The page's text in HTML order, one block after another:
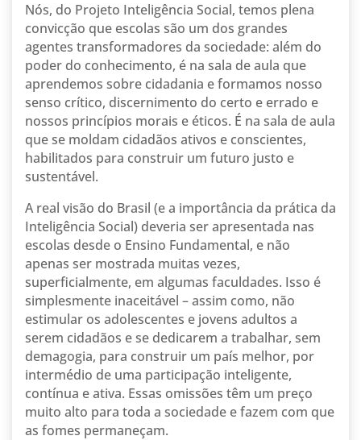
Nós, do Projeto Inteligência Social, temos plena
convicção que escolas são um dos grandes
agentes transformadores da sociedade: além do
poder do conhecimento, é na sala de aula que
aprendemos sobre cidadania e formamos nosso
senso crítico, discernimento do certo e errado e
nossos princípios morais e éticos. É na sala de aula
que se moldam cidadãos ativos e conscientes,
habilitados para construir um futuro justo e
sustentável.
A real visão do Brasil (e a importância da prática da
Inteligência Social) deveria ser apresentada nas
escolas desde o Ensino Fundamental, e não
apenas ser mostrada muitas vezes,
superficialmente, em algumas faculdades. Isso é
simplesmente inaceitável – assim como, não
estimular os adolescentes e jovens adultos a
serem cidadãos e se dedicarem a trabalhar, sem
demagogia, para construir um país melhor, por
intermédio de uma participação inteligente,
contínua e ativa. Essas omissões têm um preço
muito alto para toda a sociedade e fazem com que
as fomes permaneçam.